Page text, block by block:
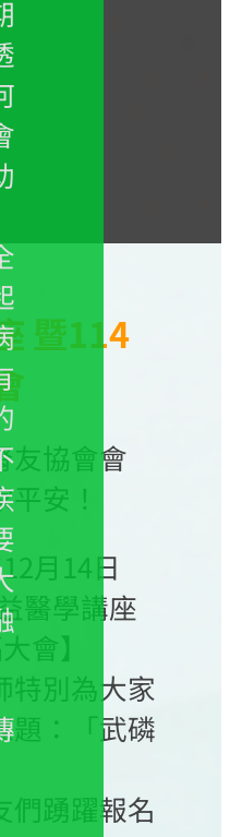
暨114
友協會會
安！
月14日
醫學講座
會】
特別為大家
題：「武磷
們踴躍報名